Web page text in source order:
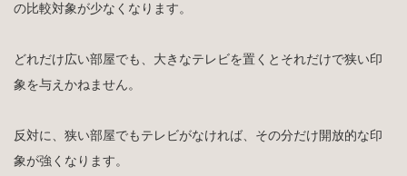
の比較対象が少なくなります。
どれだけ広い部屋でも、大きなテレビを置くとそれだけで狭い印
象を与えかねません。
反対に、狭い部屋でもテレビがなければ、その分だけ開放的な印
象が強くなります。